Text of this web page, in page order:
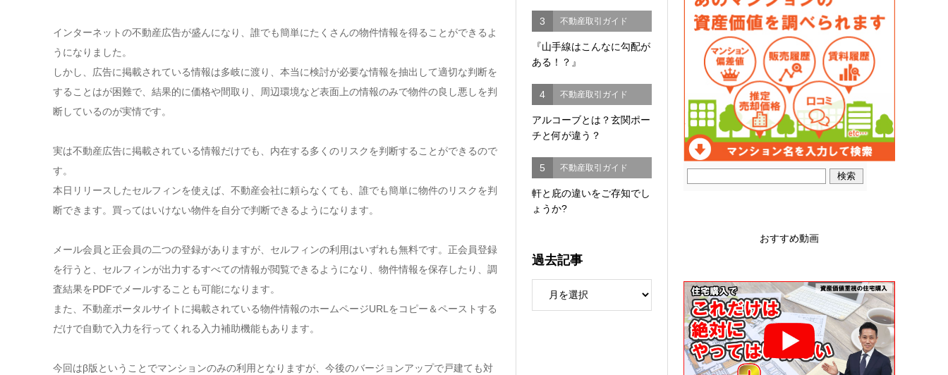
インターネットの不動産広告が盛んになり、誰でも簡単にたくさんの物件情報を得ることができるよ
うになりました。
しかし、広告に掲載されている情報は多岐に渡り、本当に検討が必要な情報を抽出して適切な判断を
することはが困難で、結果的に価格や間取り、周辺環境など表面上の情報のみで物件の良し悪しを判
断しているのが実情です。
実は不動産広告に掲載されている情報だけでも、内在する多くのリスクを判断することができるので
す。
本日リリースしたセルフィンを使えば、不動産会社に頼らなくても、誰でも簡単に物件のリスクを判
断できます。買ってはいけない物件を自分で判断できるようになります。
メール会員と正会員の二つの登録がありますが、セルフィンの利用はいずれも無料です。正会員登録
を行うと、セルフィンが出力するすべての情報が閲覧できるようになり、物件情報を保存したり、調
査結果をPDFでメールすることも可能になります。
また、不動産ポータルサイトに掲載されている物件情報のホームページURLをコピー＆ペーストする
だけで自動で入力を行ってくれる入力補助機能もあります。
今回はβ版ということでマンションのみの利用となりますが、今後のバージョンアップで戸建ても対
3 不動産取引ガイド
『山手線はこんなに勾配が
ある！？』
4 不動産取引ガイド
アルコーブとは？玄関ポー
チと何が違う？
5 不動産取引ガイド
軒と庇の違いをご存知でし
ょうか?
過去記事
おすすめ動画